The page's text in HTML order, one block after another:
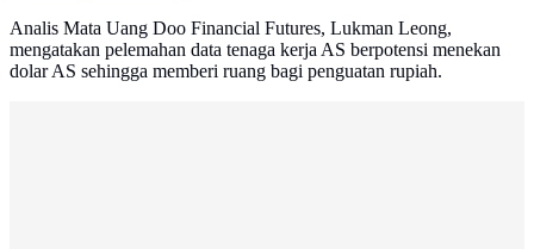
Analis Mata Uang Doo Financial Futures, Lukman Leong,
mengatakan pelemahan data tenaga kerja AS berpotensi menekan
dolar AS sehingga memberi ruang bagi penguatan rupiah.